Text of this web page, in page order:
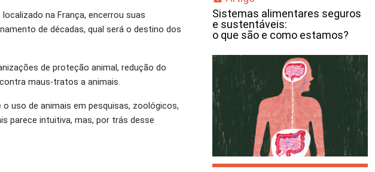
na França, encerrou suas
de décadas, qual será o destino dos
de proteção animal, redução do
maus-tratos a animais.
uso de animais em pesquisas, zoológicos,
parece intuitiva, mas, por trás desse
Sistemas alimentares seguros
e sustentáveis:
o que são e como estamos?